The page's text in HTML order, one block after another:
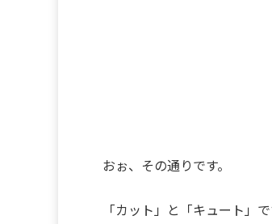
おぉ、その通りです。
「カット」と「キュート」